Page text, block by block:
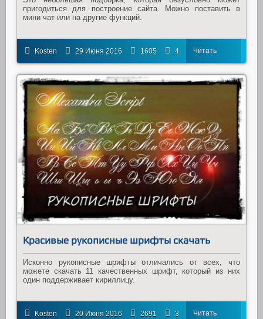
пригодиться для построение сайта. Можно поставить в
мини чат или на другие функций.
Kosten 29 Июня 2016 1605 4 Читать
далее
Красивые рукописные шрифты скачать
Исконно рукописные шрифты отличались от всех, что
можете скачать 11 качественных шрифт, который из них
один поддерживает кириллицу.
Kosten 20 Июня 2016 2691 3 Читать